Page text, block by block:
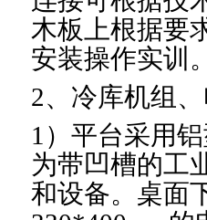
木板上根据要
安装操作实训
2、冷库机组
1）平台采用
为带凹槽的工
和设备。桌面